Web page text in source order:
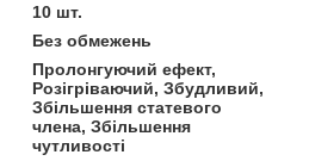
10 шт.
Без обмежень
Пролонгуючий ефект,
Розігріваючий, Збудливий,
Збільшення статевого
члена, Збільшення
чутливості